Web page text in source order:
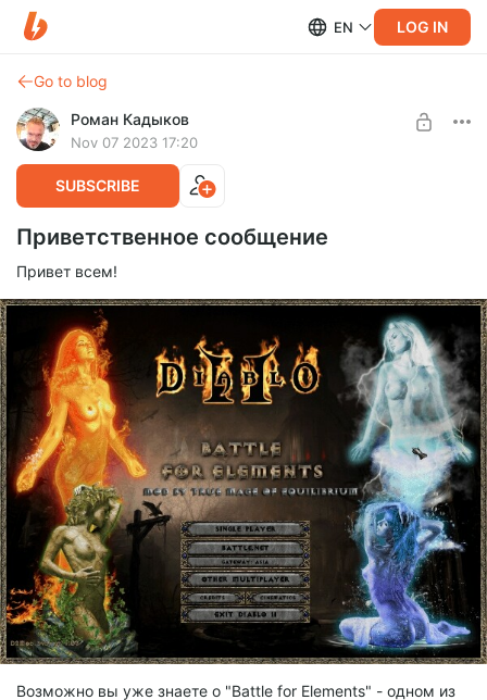
EN LOG IN
Go to blog
Роман Кадыков
Nov 07 2023 17:20
SUBSCRIBE
Приветственное сообщение
Привет всем!
Возможно вы уже знаете о "Battle for Elements" - одном из